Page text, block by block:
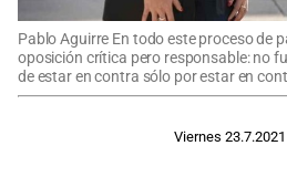
Pablo Aguirre En todo este proceso de
oposición crítica pero responsable: no
de estar en contra sólo por estar en
Viernes 23.7.2021